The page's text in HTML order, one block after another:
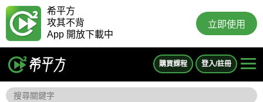
希平方
攻其不背
App 開放下載中
立即使用
購買課程 登入/註冊